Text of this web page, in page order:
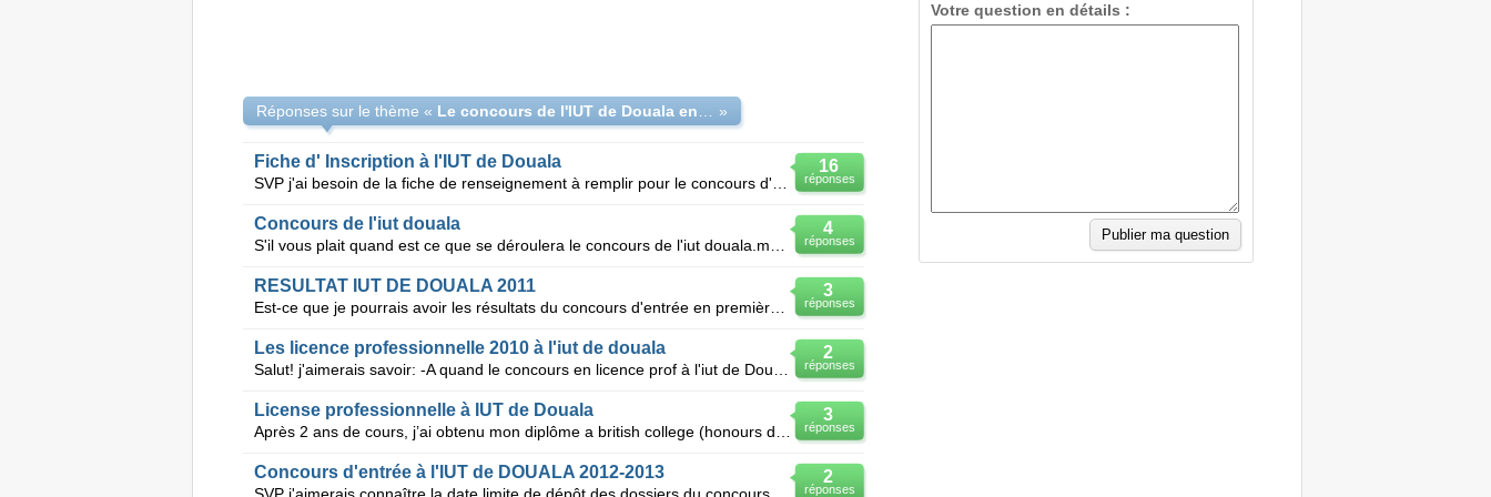
Réponses sur le thème « »
16
réponses
Fiche d' Inscription à l'IUT de Douala
4
réponses
Concours de l'iut douala
3
réponses
RESULTAT IUT DE DOUALA 2011
Est-ce que je pourrais avoir les résultats du concours d'entrée en première année IUT DOUALA CAMEROU
2
réponses
Les licence professionnelle 2010 à l'iut de douala
3
réponses
License professionnelle à IUT de Douala
2
réponses
Concours d'entrée à l'IUT de DOUALA 2012-2013
Votre question en détails :